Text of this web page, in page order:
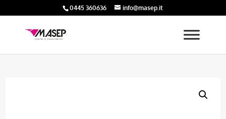
0445 360636 info@masep.it